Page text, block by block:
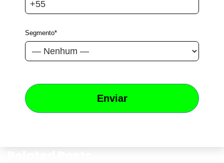
Segmento*